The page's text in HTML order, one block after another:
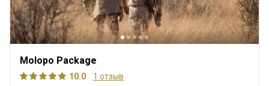
Molopo Package
10.0
1 отзыв